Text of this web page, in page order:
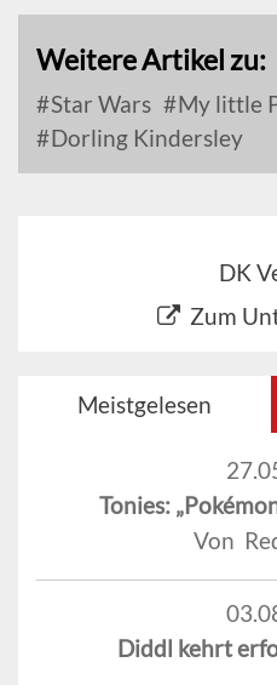
Weitere Artikel zu:
Star Wars My little
Dorling Kindersley
DK
Zum
Meistgelesen
Tonies:
Von
Diddl kehrt